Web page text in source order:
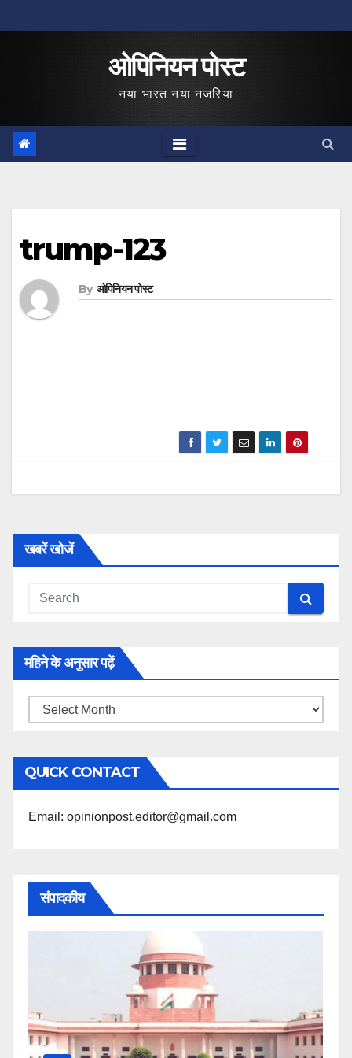
to
ओपिनियन पोस्ट
नया भारत नया नजरिया
trump-123
By ओपिनियन पोस्ट
खबरें खोजें
महिने के अनुसार पढ़ें
महिने
अनुसार
पढ़ें
QUICK CONTACT
Email: opinionpost.editor@gmail.com
संपादकीय